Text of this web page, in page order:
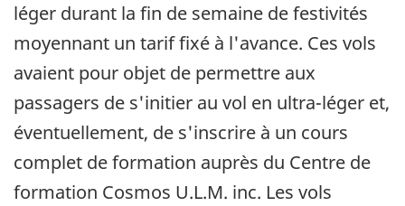
léger durant la fin de semaine de festivités
moyennant un tarif fixé à l'avance. Ces vols
avaient pour objet de permettre aux
passagers de s'initier au vol en ultra-léger et,
éventuellement, de s'inscrire à un cours
complet de formation auprès du Centre de
formation Cosmos U.L.M. inc. Les vols